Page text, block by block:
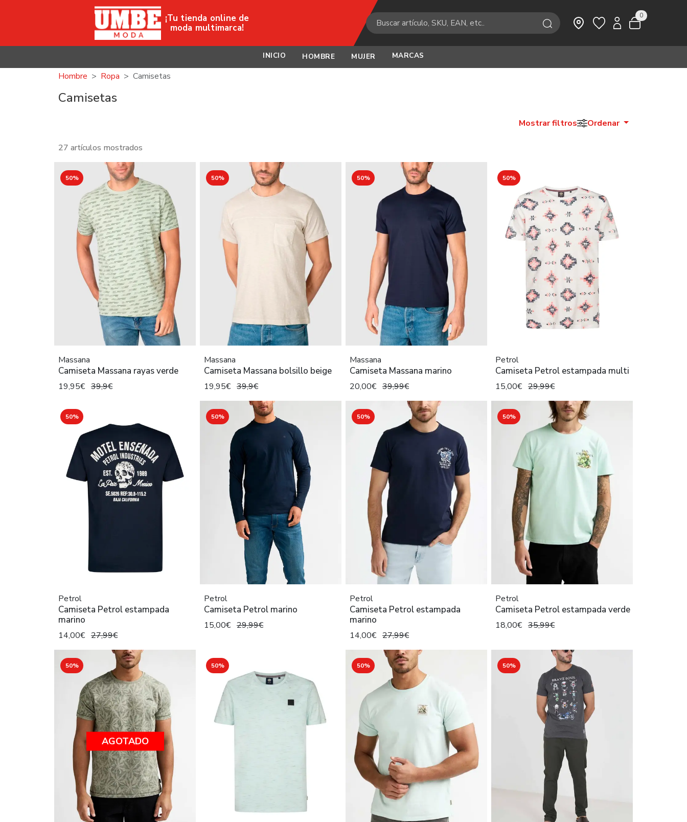
INICIO HOMBRE MUJER MARCAS
¡Tu tienda online de
moda multimarca!
0
Hombre Ropa Camisetas
Camisetas
Mostrar filtros Ordenar
27 artículos mostrados
50%
Massana
Camiseta Massana rayas verde
19,95€ 39,9€
50%
Massana
Camiseta Massana bolsillo beige
19,95€ 39,9€
50%
Massana
Camiseta Massana marino
20,00€ 39,99€
50%
Petrol
Camiseta Petrol estampada multi
15,00€ 29,99€
50%
Petrol
Camiseta Petrol estampada
marino
14,00€ 27,99€
50%
Petrol
Camiseta Petrol marino
15,00€ 29,99€
50%
Petrol
Camiseta Petrol estampada
marino
14,00€ 27,99€
50%
Petrol
Camiseta Petrol estampada verde
18,00€ 35,99€
50%
AGOTADO
50% 50% 50%